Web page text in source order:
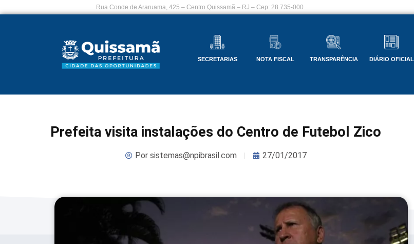
Rua Conde de Araruama, 425 – Centro Quissamã – RJ – Cep: 28.735-000
SECRETARIAS NOTA FISCAL TRANSPARÊNCIA DIÁRIO OFICIAL
Prefeita visita instalações do Centro de Futebol Zico
Porsistemas@npibrasil.com 27/01/2017